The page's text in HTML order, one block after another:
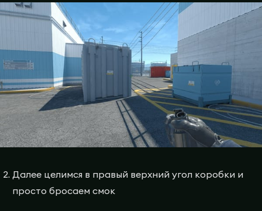
Далее целимся в правый верхний угол коробки и
просто бросаем смок